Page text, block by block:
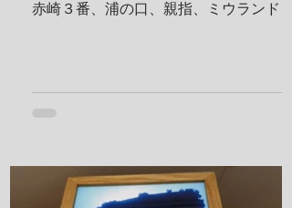
赤崎３番、浦の口、親指、ミウランド 見
ナダイ、トラウツボ、キンチャクガニ、
リ、タテシマシマギンポ、ハナヒゲウツ
ボ、イソギンチャクモエビ、サクラコシ